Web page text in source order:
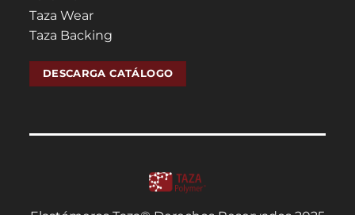
Taza Wear
Taza Backing
DESCARGA CATÁLOGO